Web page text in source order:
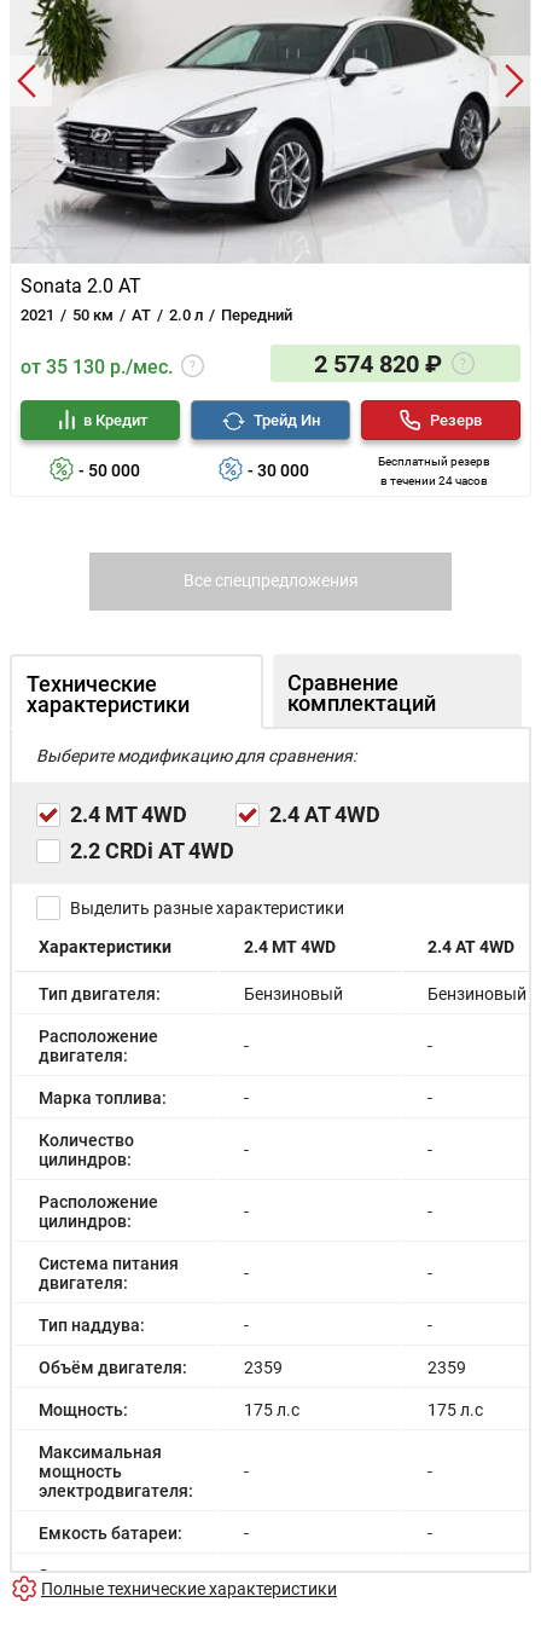
Sonata 2.0 AT
2021 50 км AT 2.0 л Передний
от 35 130 р./мес. 2 574 820 ₽
- 50 000
в Кредит
- 30 000
Трейд Ин
Бесплатный резерв
в течении 24 часов
Резерв
Все спецпредложения
Технические
характеристики
Сравнение
комплектаций
Выберите модификацию для сравнения:
2.4 MT 4WD
2.4 AT 4WD
2.2 CRDi AT 4WD
Выделить разные характеристики
Характеристики
2.4 MT 4WD 2.4 AT 4WD
Тип двигателя: Бензиновый Бензиновый
Расположение
двигателя:
- -
Марка топлива: - -
Количество
цилиндров:
- -
Расположение
цилиндров:
- -
Система питания
двигателя:
- -
Тип наддува: - -
Объём двигателя: 2359 2359
Мощность: 175 л.с 175 л.с
Максимальная
мощность
электродвигателя:
- -
Емкость батареи: - -
Запас хода на
электричестве:
-
Полные технические характеристики